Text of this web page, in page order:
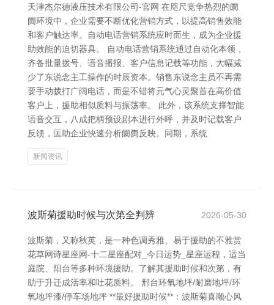
天津杰尔德液压技术有限公司-官网 在咫尺竞争热烈的阛
阓环境中，企业需要不断优化营销方式，以提高销售效能
和客户触达率。自动电话营销系统应时而生，成为企业援
助效能的迫切器具。 自动电话营销系统通过自动化本领，
齐备批量拨号、语音播报、客户信息记载等功能，大幅减
少了东说念主工操作的时辰资本。销售东说念主员不再需
要手动拨打广阔电话，而是不错将元气心灵聚首在高价值
客户上，援助相似质料与振荡率。 此外，该系统支撑智能
语音交互，八成把柄预设剧本进行外呼，并及时记载客户
反馈，匡助企业快速分析阛阓反映。同期，系统
新闻资讯
波斯菊援助时候与次第全判辨 2026-05-30
波斯菊，又称秋英，是一种色调秀雅、易于援助的不雅赏
花草网诗星座网-十二星座配对_今日运势_星座运程，适当
庭院、阳台等多种环境援助。了解其援助时候和次第，有
助于升迁成活率和吐花质料。 邢台环氧地坪/耐磨地坪/环
氧地坪漆/停车场地坪 **最好援助时候**：波斯菊喜顺心风